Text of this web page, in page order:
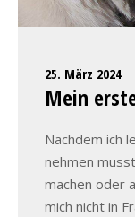
25. März 2024
Mein
Nachdem ich
nehmen
machen oder
mich nicht in